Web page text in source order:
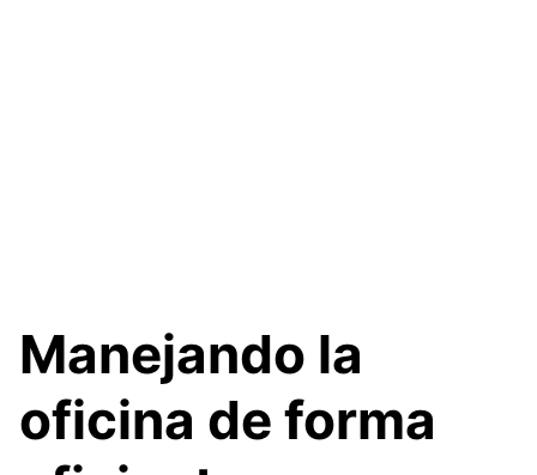
Manejando la
oficina de forma